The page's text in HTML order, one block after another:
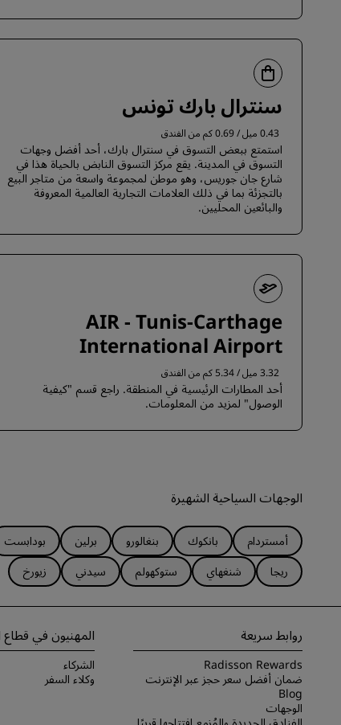
سنترال بارك تونس
0.43 ميل / 0.69 كم من الفندق
استمتع ببعض التسوق في سنترال بارك، أحد أفضل وجهات
التسوق في المدينة. يقع مركز التسوق النابض بالحياة هذا في
شارع جان جوريس، وهو موطن لمجموعة واسعة من متاجر البيع
بالتجزئة بما في ذلك العلامات التجارية العالمية المعروفة
والبائعين المحليين.
AIR - Tunis-Carthage
International Airport
3.32 ميل / 5.34 كم من الفندق
أحد المطارات الرئيسية في المنطقة. راجع قسم "كيفية
الوصول" لمزيد من المعلومات.
الوجهات السياحية الشهيرة
أمستردام بانكوك بنغالورو برلين بودابست
ريجا
شنغهاي ستوكهولم سيدني زيورخ
روابط سريعة
Radisson Rewards
ضمان أفضل سعر حجز عبر الإنترنت
Blog
الوجهات
المهنيون في قطاع
الشركاء
وكلاء السفر